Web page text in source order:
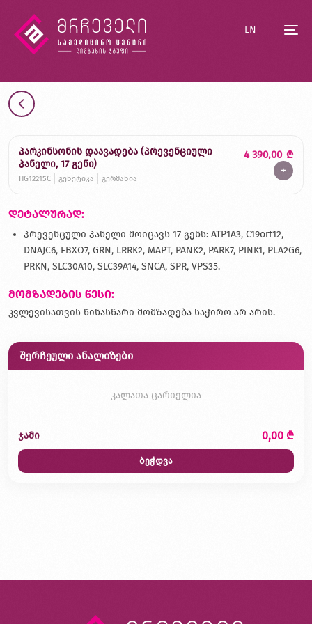
EN
პარკინსონის დაავადება (პრევენციული
პანელი, 17 გენი)
HG12215C გენეტიკა გერმანია
4 390,00 ₾
+
დეტალურად:
პრევენცული პანელი მოიცავს 17 გენს: ATP1A3, C19orf12,
DNAJC6, FBXO7, GRN, LRRK2, MAPT, PANK2, PARK7, PINK1, PLA2G6,
PRKN, SLC30A10, SLC39A14, SNCA, SPR, VPS35.
მომზადების წესი:
კვლევისათვის წინასწარი მომზადება საჭირო არ არის.
შერჩეული ანალიზები
კალათა ცარიელია
ჯამი 0,00 ₾
ბეჭდვა